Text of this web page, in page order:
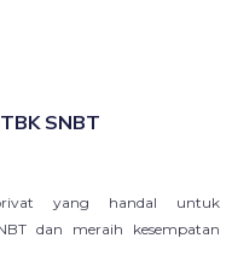
SNBT
yang handal untuk
dan meraih kesempatan